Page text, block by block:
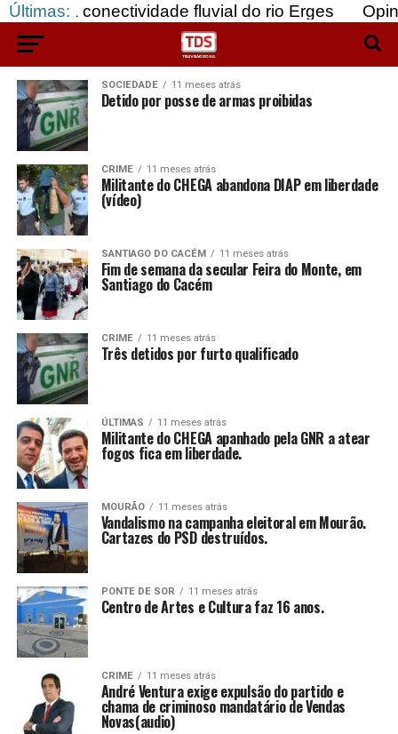
Últimas:
da conectividade fluvial do rio Erges Opinião:
SOCIEDADE 11 meses atrás
Detido por posse de armas proibidas
CRIME 11 meses atrás
Militante do CHEGA abandona DIAP em liberdade
(vídeo)
SANTIAGO DO CACÉM 11 meses atrás
Fim de semana da secular Feira do Monte, em
Santiago do Cacém
CRIME 11 meses atrás
Três detidos por furto qualificado
ÚLTIMAS 11 meses atrás
Militante do CHEGA apanhado pela GNR a atear
fogos fica em liberdade.
MOURÃO 11 meses atrás
Vandalismo na campanha eleitoral em Mourão.
Cartazes do PSD destruídos.
PONTE DE SOR 11 meses atrás
Centro de Artes e Cultura faz 16 anos.
CRIME 11 meses atrás
André Ventura exige expulsão do partido e
chama de criminoso mandatário de Vendas
Novas(audio)